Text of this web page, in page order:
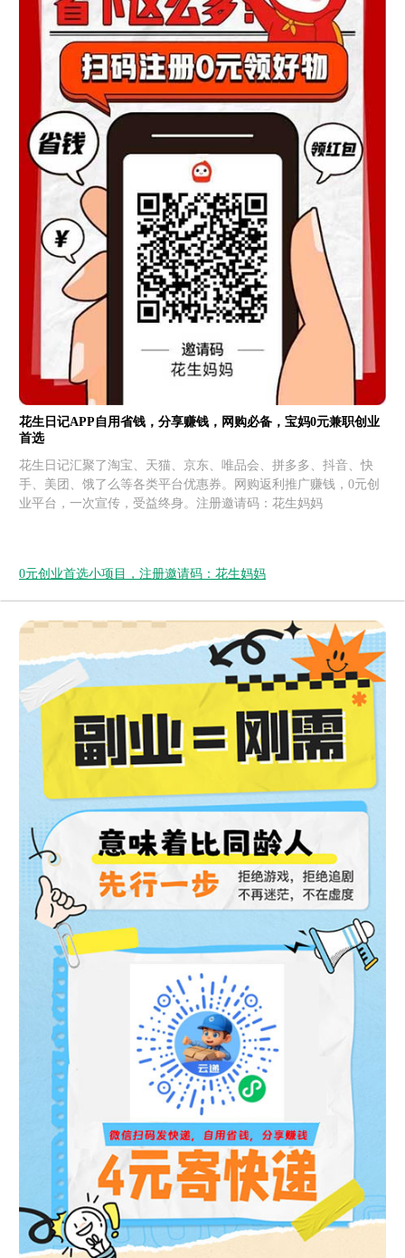
花生日记APP自用省钱，分享赚钱，网购必备，宝妈0元兼职创业
首选
花生日记汇聚了淘宝、天猫、京东、唯品会、拼多多、抖音、快
手、美团、饿了么等各类平台优惠券。网购返利推广赚钱，0元创
业平台，一次宣传，受益终身。注册邀请码：花生妈妈
0元创业首选小项目，注册邀请码：花生妈妈